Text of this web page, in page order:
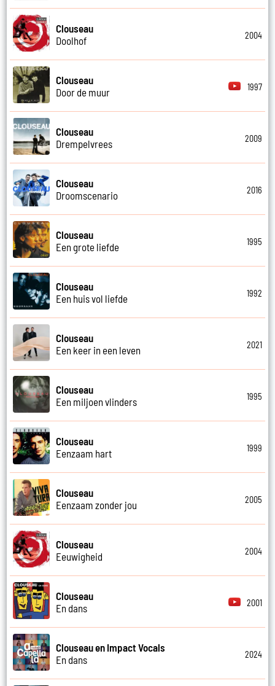
Clouseau
Doolhof
2004
Clouseau
Door de muur
1997
Clouseau
Drempelvrees
2009
Clouseau
Droomscenario
2016
Clouseau
Een grote liefde
1995
Clouseau
Een huis vol liefde
1992
Clouseau
Een keer in een leven
2021
Clouseau
Een miljoen vlinders
1995
Clouseau
Eenzaam hart
1999
Clouseau
Eenzaam zonder jou
2005
Clouseau
Eeuwigheid
2004
Clouseau
En dans
2001
Clouseau en Impact Vocals
En dans
2024